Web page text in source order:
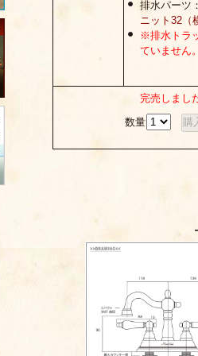
排水パーツ
ニット32（
※排水トラ
ていません
完売しまし
数量